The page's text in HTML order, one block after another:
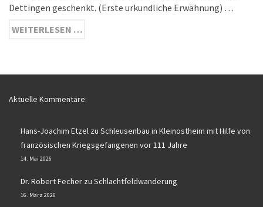
Dettingen geschenkt. (Erste urkundliche Erwähnung) …
WEITERLESEN …
Aktuelle Kommentare:
Hans-Joachim Etzel zu Schleusenbau in Kleinostheim mit Hilfe von
französischen Kriegsgefangenen vor 111 Jahre
14. Mai 2026
Dr. Robert Fecher zu Schlachtfeldwanderung
16. März 2026